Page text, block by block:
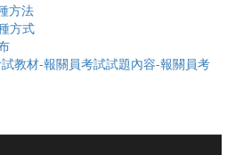
方法
方式
教材-報關員考試試題內容-報關員考